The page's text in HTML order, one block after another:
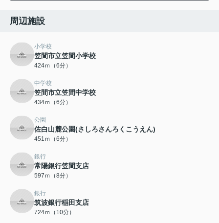
周辺施設
小学校
笠間市立笠間小学校
424ｍ（6分）
中学校
笠間市立笠間中学校
434ｍ（6分）
公園
佐白山麓公園(さしろさんろくこうえん)
451ｍ（6分）
銀行
常陽銀行笠間支店
597ｍ（8分）
銀行
筑波銀行稲田支店
724ｍ（10分）